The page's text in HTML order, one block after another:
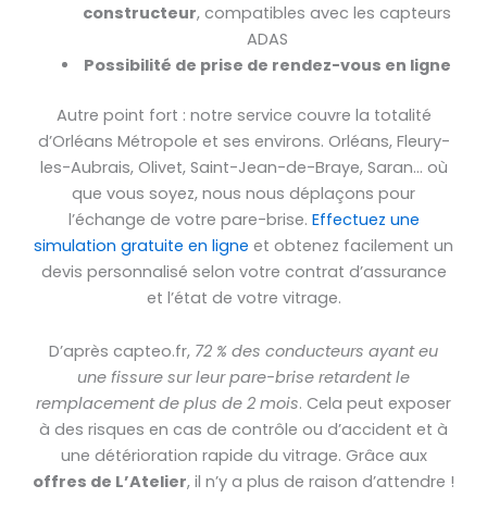
constructeur, compatibles avec les capteurs
ADAS
Possibilité de prise de rendez-vous en ligne
Autre point fort : notre service couvre la totalité
d’Orléans Métropole et ses environs. Orléans, Fleury-
les-Aubrais, Olivet, Saint-Jean-de-Braye, Saran… où
que vous soyez, nous nous déplaçons pour
l’échange de votre pare-brise. Effectuez une
simulation gratuite en ligne et obtenez facilement un
devis personnalisé selon votre contrat d’assurance
et l’état de votre vitrage.
D’après capteo.fr, 72 % des conducteurs ayant eu
une fissure sur leur pare-brise retardent le
remplacement de plus de 2 mois. Cela peut exposer
à des risques en cas de contrôle ou d’accident et à
une détérioration rapide du vitrage. Grâce aux
offres de L’Atelier, il n’y a plus de raison d’attendre !